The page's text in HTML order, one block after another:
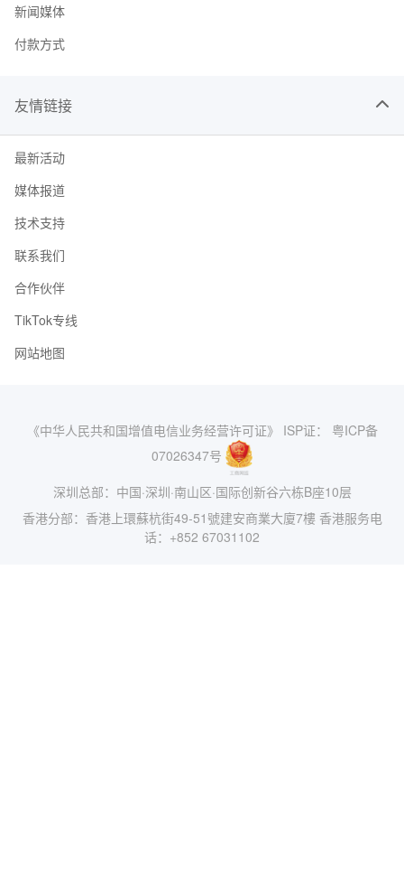
新闻媒体
付款方式
友情链接
最新活动
媒体报道
技术支持
联系我们
合作伙伴
TikTok专线
网站地图
《中华人民共和国增值电信业务经营许可证》 ISP证： 粤ICP备
07026347号
深圳总部：中国·深圳·南山区·国际创新谷六栋B座10层
香港分部：香港上環蘇杭街49-51號建安商業大廈7樓 香港服务电
话：+852 67031102